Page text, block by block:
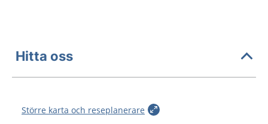
Hitta oss
Större karta och reseplanerare